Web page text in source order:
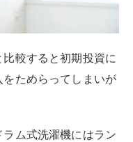
内で持ち上げられて
対する摩擦が少なく
らも素材にやさしく